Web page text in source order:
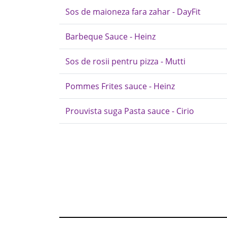
Sos de maioneza fara zahar - DayFit
Barbeque Sauce - Heinz
Sos de rosii pentru pizza - Mutti
Pommes Frites sauce - Heinz
Prouvista suga Pasta sauce - Cirio